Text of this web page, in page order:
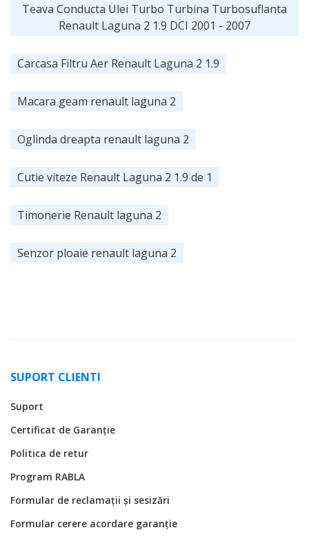
Teava Conducta Ulei Turbo Turbina Turbosuflanta
Renault Laguna 2 1.9 DCI 2001 - 2007
Carcasa Filtru Aer Renault Laguna 2 1.9
Macara geam renault laguna 2
Oglinda dreapta renault laguna 2
Cutie viteze Renault Laguna 2 1.9 de 1
Timonerie Renault laguna 2
Senzor ploaie renault laguna 2
SUPORT CLIENTI
Suport
Certificat de Garanție
Politica de retur
Program RABLA
Formular de reclamații și sesizări
Formular cerere acordare garanție